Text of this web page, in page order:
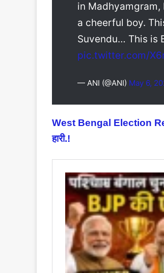
in Madhyamgram,
a cheerful boy.
Suvendu… This is
pic.twitter.com/
— ANI (@ANI) May 6,
West Bengal Election
हारी.!